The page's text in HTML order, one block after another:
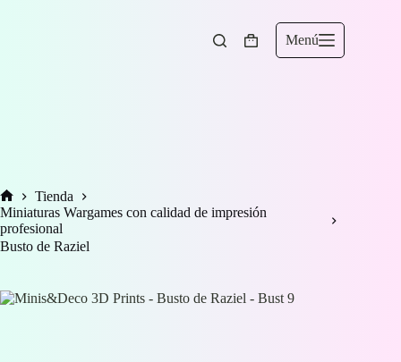
Carro
Menú
Inicio
Tienda
Miniaturas Wargames con calidad de impresión
profesional
Busto de Raziel